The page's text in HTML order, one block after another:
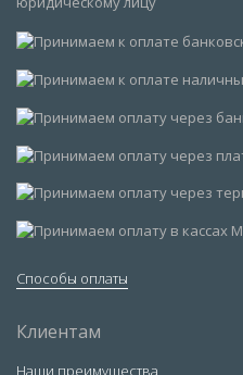
Способы оплаты
Клиентам
Наши преимущества